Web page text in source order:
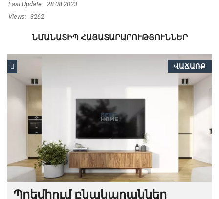
Last Update: 28.08.2023
Views: 3262
ՆՄԱՆԱՏԻՊ ՀԱՅԱՏԱՐԱՐՈՒԹՅՈՒՆՆԵՐ
ՎԱՃԱՌՔ
Պրեմիում բնակարաններ